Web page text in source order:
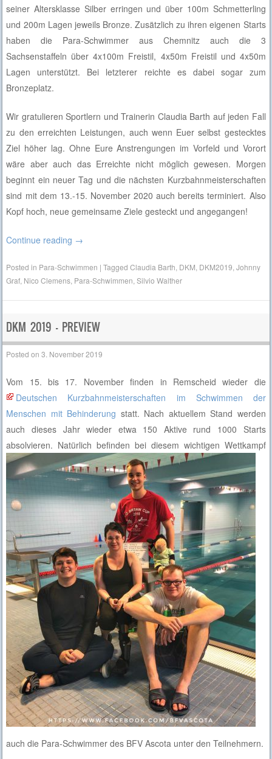
seiner Altersklasse Silber erringen und über 100m Schmetterling
und 200m Lagen jeweils Bronze. Zusätzlich zu ihren eigenen Starts
haben die Para-Schwimmer aus Chemnitz auch die 3
Sachsenstaffeln über 4x100m Freistil, 4x50m Freistil und 4x50m
Lagen unterstützt. Bei letzterer reichte es dabei sogar zum
Bronzeplatz.
Wir gratulieren Sportlern und Trainerin Claudia Barth auf jeden Fall
zu den erreichten Leistungen, auch wenn Euer selbst gestecktes
Ziel höher lag. Ohne Eure Anstrengungen im Vorfeld und Vorort
wäre aber auch das Erreichte nicht möglich gewesen. Morgen
beginnt ein neuer Tag und die nächsten Kurzbahnmeisterschaften
sind mit dem 13.-15. November 2020 auch bereits terminiert. Also
Kopf hoch, neue gemeinsame Ziele gesteckt und angegangen!
Continue reading →
Posted in Para-Schwimmen |TaggedClaudia Barth DKM DKM2019 ,Johnny
Graf Nico Clemens Para-Schwimmen ,Silvio Walther
DKM 2019 – PREVIEW
Posted on3. November 2019
Vom 15. bis 17. November finden in Remscheid wieder die
Deutschen Kurzbahnmeisterschaften im Schwimmen der
Menschen mit Behinderung statt. Nach aktuellem Stand werden
auch dieses Jahr wieder etwa 150 Aktive rund 1000 Starts
absolvieren. Natürlich befinden bei diesem wichtigen Wettkampf
auch die Para-Schwimmer des BFV Ascota unter den Teilnehmern.